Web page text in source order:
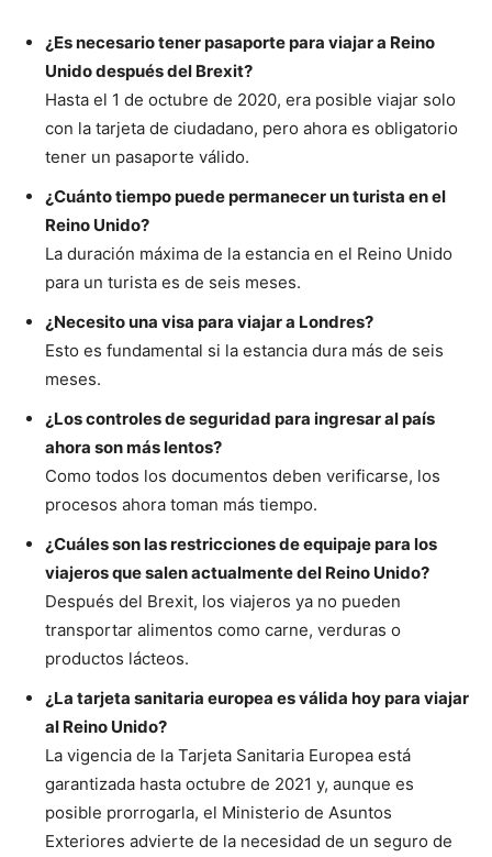
¿Es necesario tener pasaporte para viajar a Reino
Unido después del Brexit?
Hasta el 1 de octubre de 2020, era posible viajar solo
con la tarjeta de ciudadano, pero ahora es obligatorio
tener un pasaporte válido.
¿Cuánto tiempo puede permanecer un turista en el
Reino Unido?
La duración máxima de la estancia en el Reino Unido
para un turista es de seis meses.
¿Necesito una visa para viajar a Londres?
Esto es fundamental si la estancia dura más de seis
meses.
¿Los controles de seguridad para ingresar al país
ahora son más lentos?
Como todos los documentos deben verificarse, los
procesos ahora toman más tiempo.
¿Cuáles son las restricciones de equipaje para los
viajeros que salen actualmente del Reino Unido?
Después del Brexit, los viajeros ya no pueden
transportar alimentos como carne, verduras o
productos lácteos.
¿La tarjeta sanitaria europea es válida hoy para viajar
al Reino Unido?
La vigencia de la Tarjeta Sanitaria Europea está
garantizada hasta octubre de 2021 y, aunque es
posible prorrogarla, el Ministerio de Asuntos
Exteriores advierte de la necesidad de un seguro de